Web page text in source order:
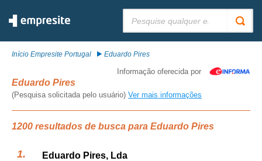
Início Empresite Portugal Eduardo Pires
Informação oferecida por
Eduardo Pires
(Pesquisa solicitada pelo usuário) Ver mais informações
1200 resultados de busca para Eduardo Pires
Eduardo Pires, Lda